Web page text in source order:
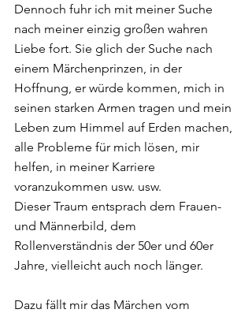
Dennoch fuhr ich mit meiner Suche
nach meiner einzig großen wahren
Liebe fort. Sie glich der Suche nach
einem Märchenprinzen, in der
Hoffnung, er würde kommen, mich in
seinen starken Armen tragen und mein
Leben zum Himmel auf Erden machen,
alle Probleme für mich lösen, mir
helfen, in meiner Karriere
voranzukommen usw. usw.
Dieser Traum entsprach dem Frauen-
und Männerbild, dem
Rollenverständnis der 50er und 60er
Jahre, vielleicht auch noch länger.
Dazu fällt mir das Märchen vom